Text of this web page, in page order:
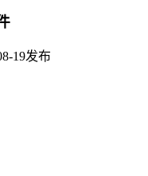
19发布